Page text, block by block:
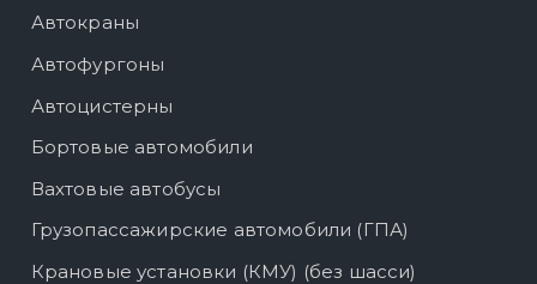
Автокраны
Автофургоны
Автоцистерны
Бортовые автомобили
Вахтовые автобусы
Грузопассажирские автомобили (ГПА)
Крановые установки (КМУ) (без шасси)